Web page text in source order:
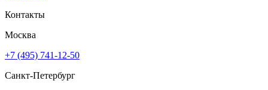
Контакты
Москва
+7 (495) 741-12-50
Санкт-Петербург